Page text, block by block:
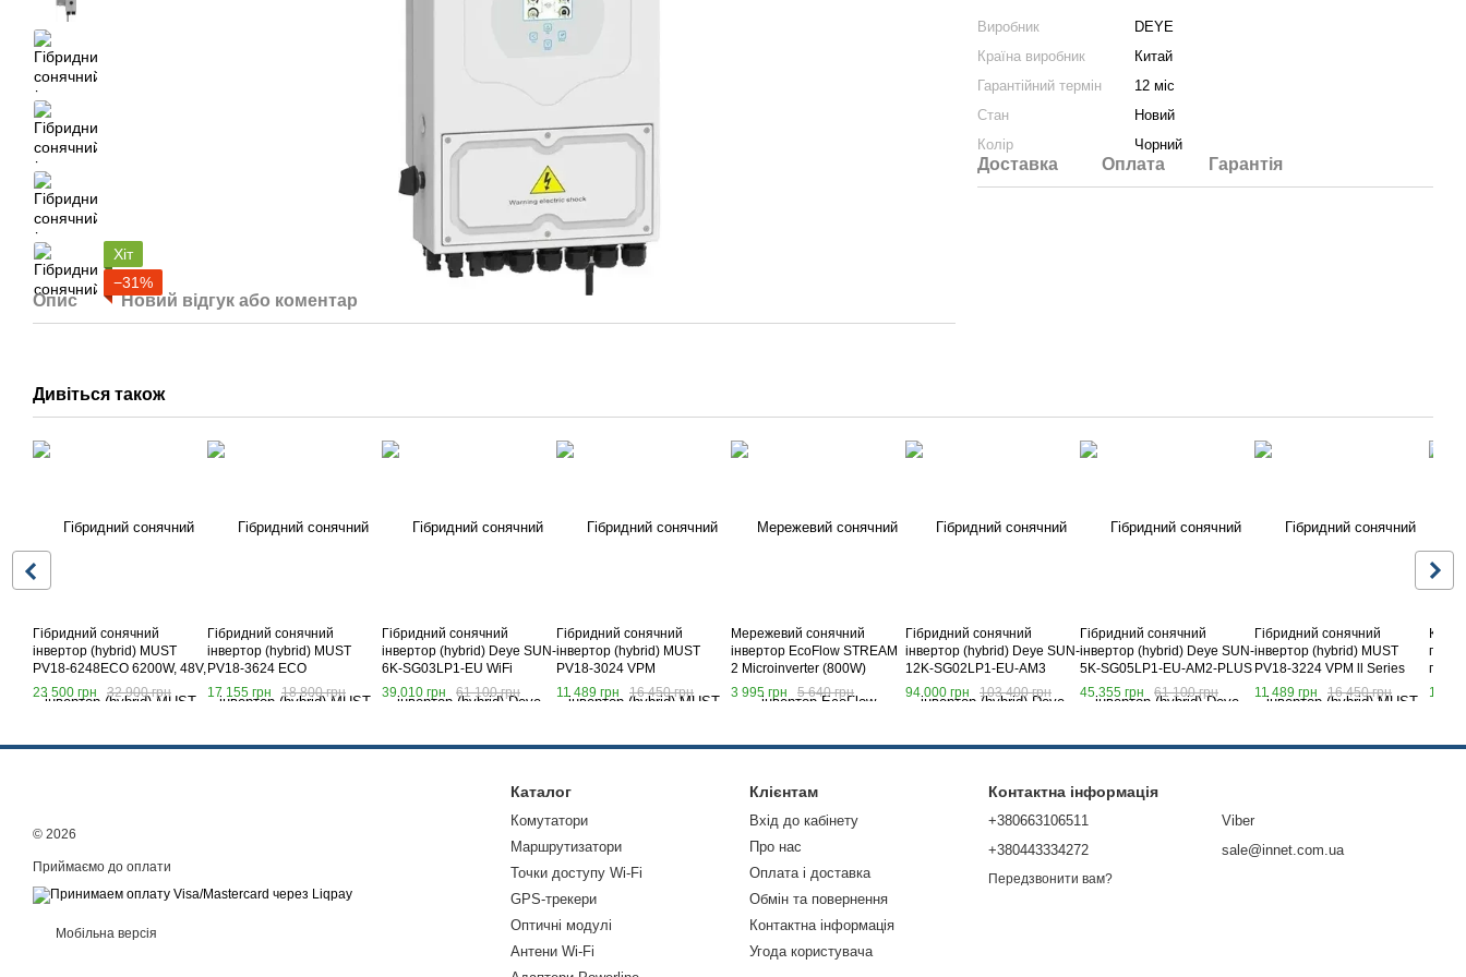
Хіт
−31%
Опис Новий відгук або коментар
Виробник
DEYE
Країна виробник
Китай
Гарантійний термін
12 міс
Стан
Новий
Колір
Чорний
Доставка Оплата Гарантія
Дивіться також
Гібридний сонячний
інвертор (hybrid) MUST
PV18-6248ECO 6200W, 48V,
струм заряду 100A
23 500 грн 32 900 грн
Гібридний сонячний
інвертор (hybrid) MUST
PV18-3624 ECO
17 155 грн
18 800 грн
Гібридний сонячний
інвертор (hybrid) Deye SUN-
6K-SG03LP1-EU WiFi
39 010 грн
61 100 грн
Гібридний сонячний
інвертор (hybrid) MUST
PV18-3024 VPM
11 489 грн
16 450 грн
Мережевий сонячний
інвертор EcoFlow STREAM
2 Microinverter (800W)
(EFStreamMI800W+DIY5M+
PV3M*4)
3 995 грн 5 640 грн
Гібридний сонячний
інвертор (hybrid) Deye SUN-
12K-SG02LP1-EU-AM3
94 000 грн
103 400 грн
Гібридний сонячний
інвертор (hybrid) Deye SUN-
5K-SG05LP1-EU-AM2-PLUS
WiFi
45 355 грн 61 100 грн
Гібридний сонячний
інвертор (hybrid) MUST
PV18-3224 VPM ll Series
11 489 грн
16 450 грн
100
1 222
© 2026
Приймаємо до оплати
Мобільна версія
Каталог
Комутатори
Маршрутизатори
Точки доступу Wi-Fi
GPS-трекери
Оптичні модулі
Антени Wi-Fi
Клієнтам
Вхід до кабінету
Про нас
Оплата і доставка
Обмін та повернення
Контактна інформація
Угода користувача
Контактна інформація
+380663106511
+380443334272
Передзвонити вам?
Viber
sale@innet.com.ua